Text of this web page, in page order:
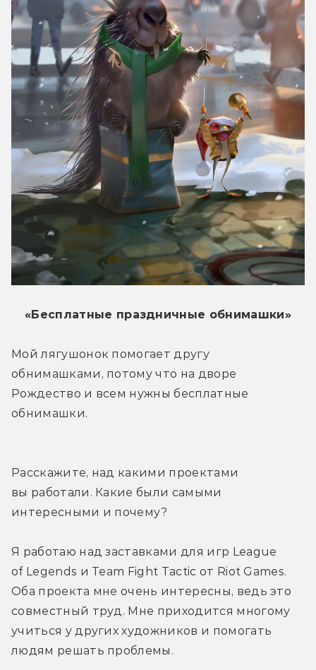
«Бесплатные праздничные обнимашки»
Мой лягушонок помогает другу
обнимашками, потому что на дворе
Рождество и всем нужны бесплатные
обнимашки.
Расскажите, над какими проектами
вы работали. Какие были самыми
интересными и почему?
Я работаю над заставками для игр League
of Legends и Team Fight Tactic от Riot Games.
Оба проекта мне очень интересны, ведь это
совместный труд. Мне приходится многому
учиться у других художников и помогать
людям решать проблемы.